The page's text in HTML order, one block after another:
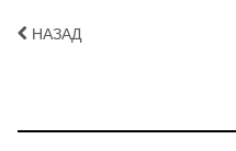
НАЗАД